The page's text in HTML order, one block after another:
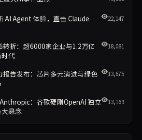
AI Agent 体验，直击 Claude
22,147
转折：超6000家企业与1.2万亿
代
18,081
报告发布：芯片多元演进与绿色
13,675
：谷歌硬刚OpenAI 独立
悬念
13,169